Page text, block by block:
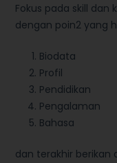
Fokus pada skill
dengan poin2 yang
Biodata
Profil
Pendidikan
Pengalaman
Bahasa
dan terakhir berikan